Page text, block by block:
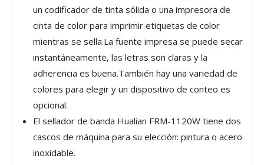
un codificador de tinta sólida o una impresora de
cinta de color para imprimir etiquetas de color
mientras se sella.La fuente impresa se puede secar
instantáneamente, las letras son claras y la
adherencia es buena.También hay una variedad de
colores para elegir y un dispositivo de conteo es
opcional.
El sellador de banda Hualian FRM-1120W tiene dos
cascos de máquina para su elección: pintura o acero
inoxidable.